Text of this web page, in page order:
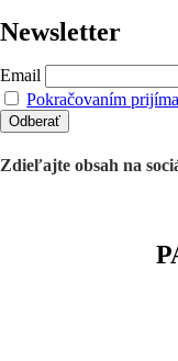
Newsletter
Email
Pokračovaním
Zdieľajte obsah na